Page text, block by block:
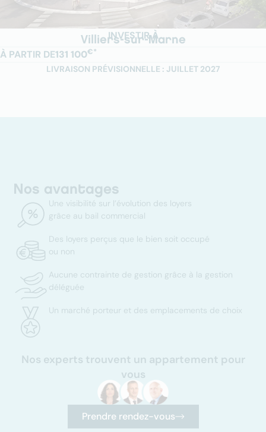
INVESTIR À
Villiers-sur-Marne
À PARTIR DE131 100€*
LIVRAISON PRÉVISIONNELLE : JUILLET 2027
Nos avantages
Une visibilité sur l’évolution des loyers
grâce au bail commercial
Des loyers perçus que le bien soit occupé
ou non
Aucune contrainte de gestion grâce à la gestion
déléguée
Un marché porteur et des emplacements de choix
Nos experts trouvent un appartement pour
vous
Prendre rendez-vous